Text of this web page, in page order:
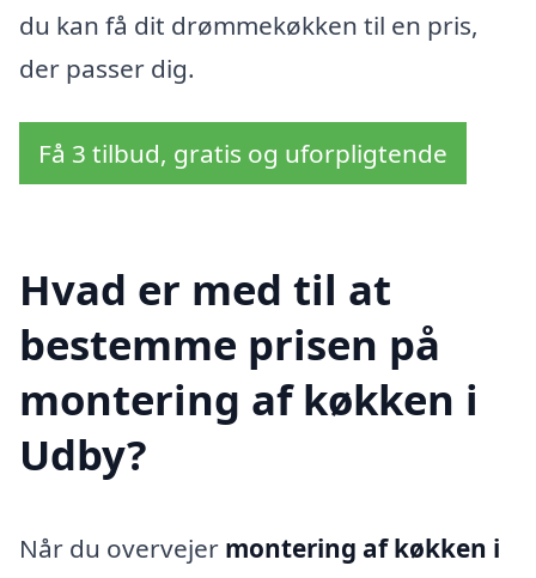
du kan få dit drømmekøkken til en pris,
der passer dig.
Få 3 tilbud, gratis og uforpligtende
Hvad er med til at
bestemme prisen på
montering af køkken i
Udby?
Når du overvejer montering af køkken i